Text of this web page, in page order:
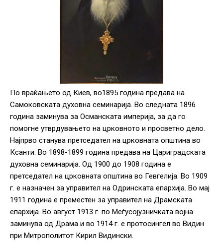
По враќањето од Киев, во1895 година предава на
Самоковската духовна семинарија. Во следната 1896
година заминува за Османската империја, за да го
помогне утврдувањето на црковното и просветно дело.
Најпрво станува претседател на црковната општина во
Ксанти. Во 1898-1899 година предава на Цариградската
духовна семинарија. Од 1900 до 1908 година е
претседател на црковната општина во Гевгелија. Во 1909
г. е назначен за управител на Одринската епархија. Во мај
1911 година е преместен за управител на Драмската
епархија. Во август 1913 г. по Меѓусојузничката војна
заминува од Драма и во 1914 г. е протосингел во Видин
при Митрополитот Кирил Видински.